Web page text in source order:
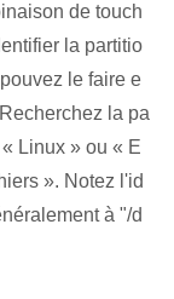
de touch
la partitio
le faire e
la pa
Linux » ou « E
». Notez l'id
à "/d